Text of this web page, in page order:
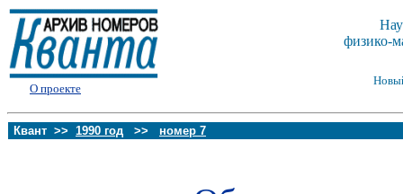
О проекте
физико-
Квант >> 1990 год >> номер 7